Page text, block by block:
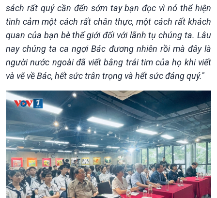
Chính trị
Tin Chính trị
Chính phủ với người dân
Quốc hội với cử tri
Xây dựng đảng
Đảng trong cuộc sống
Nhận diện sự thật
Thế giới
Tin thế giới
Vấn đề quốc tế
Hồ sơ sự kiện quốc tế
Thế giới & Việt Nam
Biên cương - Một dải vững
bền
sách rất quý cần đến sớm tay bạn đọc vì nó thể hiện
tình cảm một cách rất chân thực, một cách rất khách
quan của bạn bè thế giới đối với lãnh tụ chúng ta. Lâu
nay chúng ta ca ngợi Bác đương nhiên rồi mà đây là
người nước ngoài đã viết bằng trái tim của họ khi viết
và vẽ về Bác, hết sức trân trọng và hết sức đáng quý."